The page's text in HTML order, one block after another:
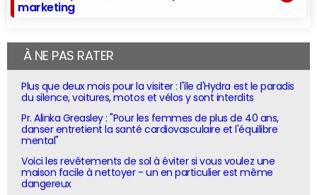
marketing
À NE PAS RATER
Plus que deux mois pour la visiter : l'île d'Hydra est le paradis
du silence, voitures, motos et vélos y sont interdits
Pr. Alinka Greasley : "Pour les femmes de plus de 40 ans,
danser entretient la santé cardiovasculaire et l'équilibre
mental"
Voici les revêtements de sol à éviter si vous voulez une
maison facile à nettoyer - un en particulier est même
dangereux